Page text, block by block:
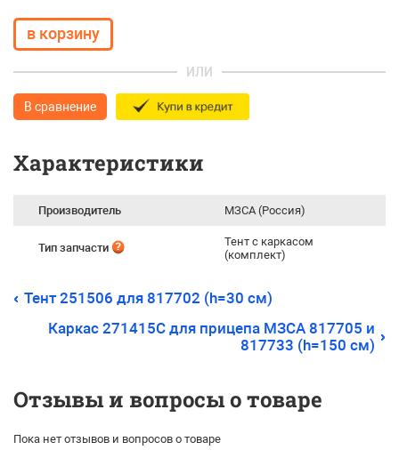
ИЛИ
В сравнение
Характеристики
Производитель МЗСА (Россия)
Тип запчасти
Тент с каркасом
(комплект)
Тент 251506 для 817702 (h=30 см)
Каркас 271415С для прицепа МЗСА 817705 и
817733 (h=150 см)
Отзывы и вопросы о товаре
Пока нет отзывов и вопросов о товаре